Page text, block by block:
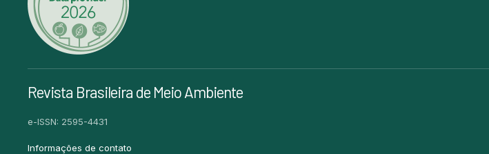
Revista Brasileira de Meio Ambiente
e-ISSN: 2595-4431
Informações de contato